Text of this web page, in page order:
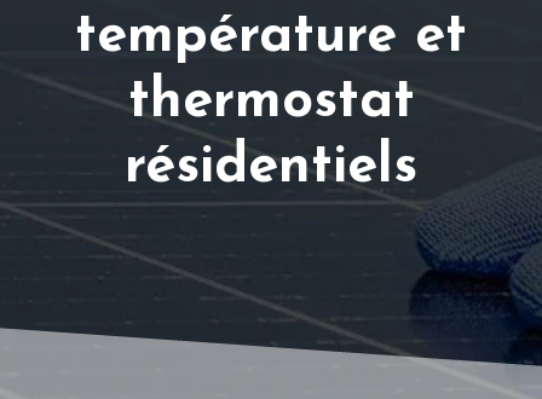
température et
thermostat
résidentiels